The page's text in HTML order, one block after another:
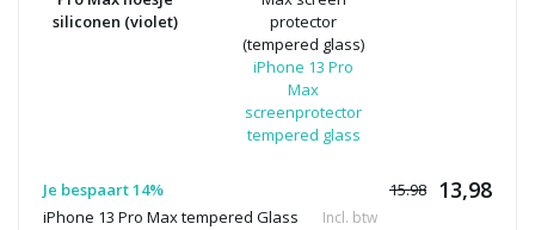
siliconen (violet)
protector
(tempered glass)
iPhone 13 Pro
Max
screenprotector
tempered glass
Je bespaart 14% 15.98 13,98
iPhone 13 Pro Max tempered Glass Incl. btw